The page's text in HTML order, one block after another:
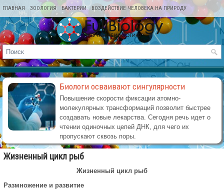
ГЛАВНАЯ ЗООЛОГИЯ БАКТЕРИИ ВОЗДЕЙСТВИЕ ЧЕЛОВЕКА НА ПРИРОДУ
КАРТА САЙТА
Биологи осваивают сингулярности
Повышение скорости фиксации атомно-
молекулярных трансформаций позволит быстрее
создавать новые лекарства. Сегодня речь идет о
чтении одиночных цепей ДНК, для чего их
пропускают сквозь поры.
Жизненный цикл рыб
Жизненный цикл рыб
Размножение и развитие